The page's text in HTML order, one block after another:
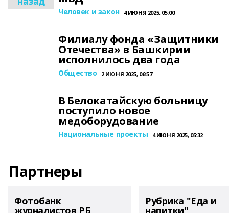
Человек и закон 4 ИЮНЯ 2025, 05:00
Филиалу фонда «Защитники
Отечества» в Башкирии
исполнилось два года
Общество 2 ИЮНЯ 2025, 06:57
В Белокатайскую больницу
поступило новое
медоборудование
Национальные проекты 4 ИЮНЯ 2025, 05:32
Партнеры
Фотобанк
журналистов РБ
Рубрика "Еда и
напитки"